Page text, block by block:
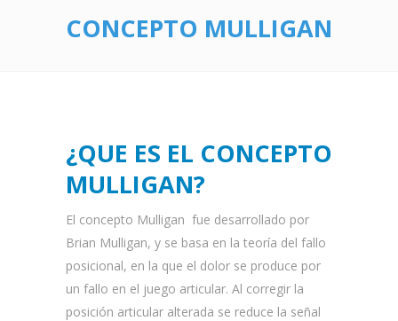
CONCEPTO MULLIGAN
¿QUE ES EL CONCEPTO
MULLIGAN?
El concepto Mulligan fue desarrollado por
Brian Mulligan, y se basa en la teoría del fallo
posicional, en la que el dolor se produce por
un fallo en el juego articular. Al corregir la
posición articular alterada se reduce la señal